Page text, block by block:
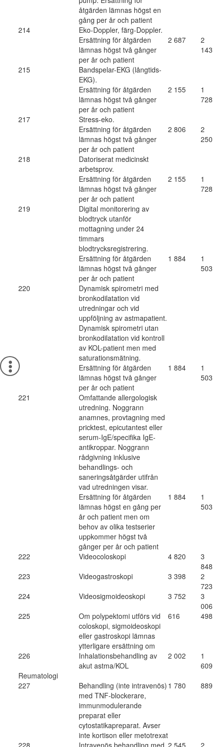
åtgärden lämnas högst en
gång per år och patient
214
Eko-Doppler, färg-Doppler.
Ersättning för åtgärden
lämnas högst två gånger
per år och patient
2 687
2
143
215
Bandspelar-EKG (långtids-
EKG).
Ersättning för åtgärden
lämnas högst två gånger
per år och patient
2 155
1
728
217
Stress-eko.
Ersättning för åtgärden
lämnas högst två gånger
per år och patient
2 806
2
250
218
Datoriserat medicinskt
arbetsprov.
Ersättning för åtgärden
lämnas högst två gånger
per år och patient
2 155
1
728
219
Digital monitorering av
blodtryck utanför
mottagning under 24
timmars
blodtrycksregistrering.
Ersättning för åtgärden
lämnas högst två gånger
per år och patient
1 884
1
503
220
Dynamisk spirometri med
bronkodilatation vid
utredningar och vid
uppföljning av astmapatient.
Dynamisk spirometri utan
bronkodilatation vid kontroll
av KOL-patient men med
saturationsmätning.
Ersättning för åtgärden
lämnas högst två gånger
per år och patient
1 884
1
503
221
Omfattande allergologisk
utredning. Noggrann
anamnes, provtagning med
pricktest, epicutantest eller
serum-IgE/specifika IgE-
antikroppar. Noggrann
rådgivning inklusive
behandlings- och
saneringsåtgärder utifrån
vad utredningen visar.
Ersättning för åtgärden
lämnas högst en gång per
år och patient men om
behov av olika testserier
uppkommer högst två
gånger per år och patient
1 884
1
503
222 Videocoloskopi 4 820
3
848
223
Videogastroskopi 3 398
2
723
224
Videosigmoideoskopi 3 752
3
006
225
Om polypektomi utförs vid
coloskopi, sigmoideoskopi
eller gastroskopi lämnas
ytterligare ersättning om
616 498
226
Inhalationsbehandling av
akut astma/KOL
2 002
1
609
Reumatologi
227
Behandling (inte intravenös)
med TNF-blockerare,
immunmodulerande
preparat eller
cytostatikapreparat. Avser
inte kortison eller metotrexat
1 780 889
228
Intravenös behandling med 2 545
2